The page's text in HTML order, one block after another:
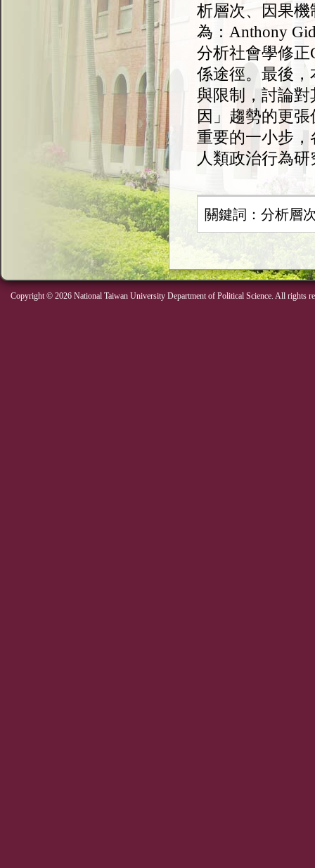
析層次、因果
為：Anthony
分析社會學修正
係途徑。最後
與限制，討論
因」趨勢的更
重要的一小步
人類政治行為
關鍵詞：分析層
Copyright © 2026 National Taiwan University Department of Political Science. All rights